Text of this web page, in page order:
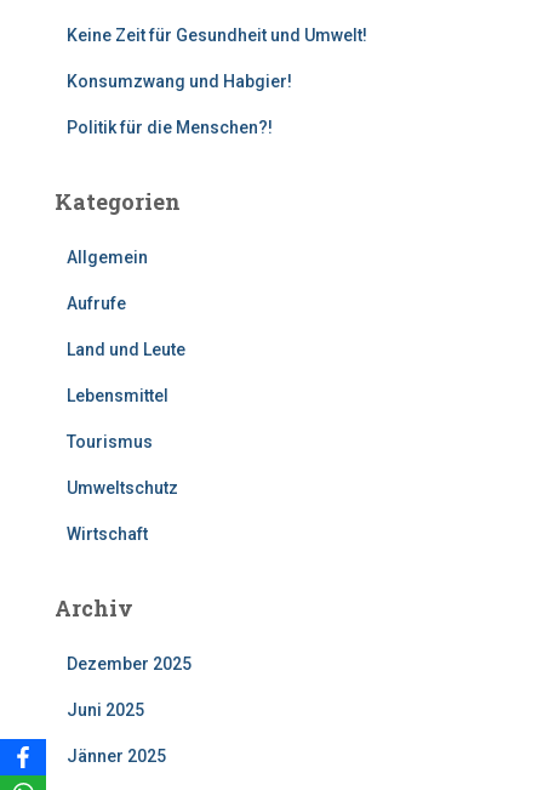
Keine Zeit für Gesundheit und Umwelt!
Konsumzwang und Habgier!
Politik für die Menschen?!
Kategorien
Allgemein
Aufrufe
Land und Leute
Lebensmittel
Tourismus
Umweltschutz
Wirtschaft
Archiv
Dezember 2025
Juni 2025
Jänner 2025